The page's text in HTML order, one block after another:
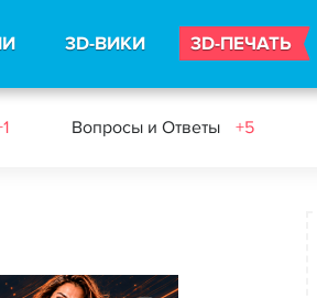
3D-ВИКИ 3D-ПЕЧАТЬ
Вопросы и Ответы +5